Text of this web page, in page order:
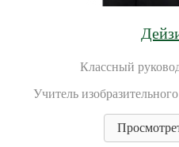
Классный
Учитель